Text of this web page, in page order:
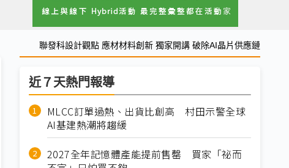
聯發科設計觀點 應材材料創新 獨家開講 破除AI晶片供應鏈
近７天熱門報導
MLCC訂單過熱、出貨比創高 村田示警全球
AI基建熱潮將趨緩
2027全年記憶體產能提前售罄 買家「祕而